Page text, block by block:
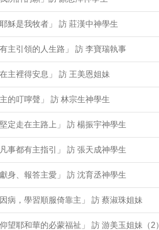
穌是我牧者」 訪 莊漢中神學生
主引領的人生路」 訪 李寶瑞執事
主裡得安息」 訪 王美恩姐妹
的叮嚀聲」 訪 林宗生神學生
定走在主路上」 訪 楊振宇神學生
事都有主指引」 訪 張天成神學生
身、報答主愛」 訪 沈育丞神學生
病，學習順服倚靠主」 訪 蔡淑珠姐妹
望耶和華的必蒙福祉」 訪 游美玉姐妹（2